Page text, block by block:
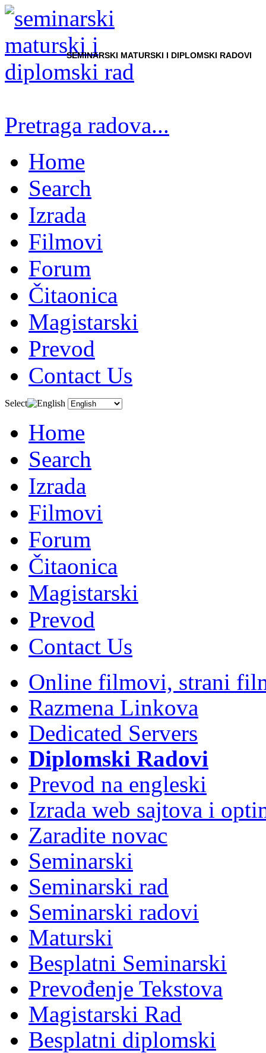
SEMINARSKI MATURSKI I DIPLOMSKI RADOVI
Pretraga radova...
Home
Search
Izrada
Filmovi
Forum
Čitaonica
Magistarski
Prevod
Contact Us
Select
Home
Search
Izrada
Filmovi
Forum
Čitaonica
Magistarski
Prevod
Contact Us
Online filmovi, strani
Razmena Linkova
Dedicated Servers
Diplomski Radovi
Prevod na engleski
Izrada web sajtova i
Zaradite novac
Seminarski
Seminarski rad
Seminarski radovi
Maturski
Besplatni Seminarski
Prevođenje Tekstova
Magistarski Rad
Besplatni diplomski